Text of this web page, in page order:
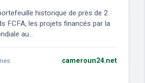
historique de près de 2
FCFA, les projets financés par la
au...
cameroun24.net